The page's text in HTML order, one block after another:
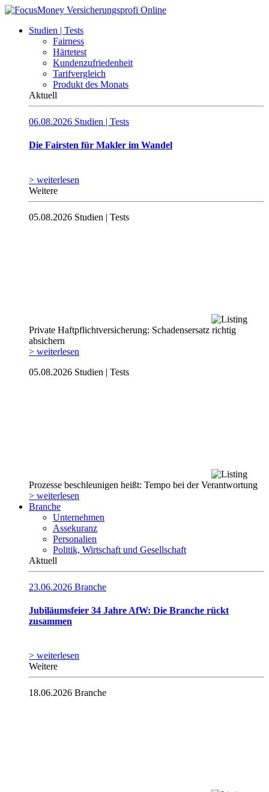
Studien | Tests
Fairness
Härtetest
Kundenzufriedenheit
Tarifvergleich
Produkt des Monats
Aktuell
06.08.2026 Studien | Tests
Die Fairsten für Makler im Wandel
> weiterlesen
Weitere
05.08.2026 Studien | Tests
Private Haftpflicht­versicherung: Schadensersatz richtig
absichern
> weiterlesen
05.08.2026 Studien | Tests
Prozesse beschleunigen heißt: Tempo bei der Verantwortung
> weiterlesen
Branche
Unternehmen
Assekuranz
Personalien
Politik, Wirtschaft und Gesellschaft
Aktuell
23.06.2026 Branche
Jubiläumsfeier 34 Jahre AfW: Die Branche rückt
zusammen
> weiterlesen
Weitere
18.06.2026 Branche